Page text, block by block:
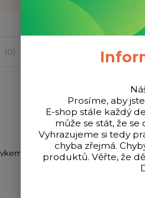
0
a hotovým koncovým
Prosíme, aby
E-shop stále každý
může se stát, že
Vyhrazujeme si tedy
chyba zřejmá.
produktů. Věřte, že